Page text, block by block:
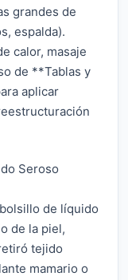
grandes de
espalda).
calor, masaje
de **Tablas y
aplicar
Seroso
de líquido
de la piel,
tejido
mamario o